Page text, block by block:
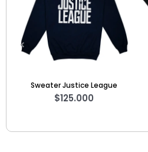
Sweater Justice League
125.000